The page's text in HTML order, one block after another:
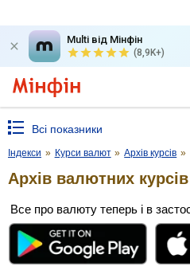
Multi від Мінфін
(8,9K+)
Всі показники
Індекси » Курси валют » Архів курсів »
Архів валютних курсів
Все про валюту теперь і в